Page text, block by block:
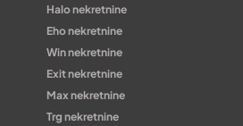
Halo nekretnine
Eho nekretnine
Win nekretnine
Exit nekretnine
Max nekretnine
Trg nekretnine